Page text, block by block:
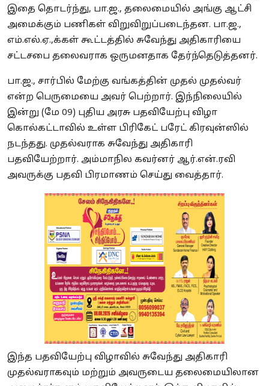
இதை தொடர்ந்து, பா.ஜ., தலைமையில் அங்கு ஆட்சி
அமைக்கும் பணிகள் விறுவிறுப்படைந்தன. பா.ஜ.,
எம்.எல்.ஏ.,க்கள் கூட்டத்தில் சுவேந்து அதிகாரியை
சட்டசபை தலைவராக ஒருமனதாக தேர்ந்தெடுத்தனர்.
பா.ஜ., சார்பில் மேற்கு வங்கத்தின் முதல் முதல்வர்
என்ற பெருமையை அவர் பெற்றார். இந்நிலையில்
இன்று (மே 09) புதிய அரசு பதவியேற்பு விழா
கொல்கட்டாவில் உள்ள பிரிகேட் பரேட் கிரவுன்ஸில்
நடந்தது. முதல்வராக சுவேந்து அதிகாரி
பதவியேற்றார். அம்மாநில கவர்னர் ஆர்.என்.ரவி
அவருக்கு பதவி பிரமாணம் செய்து வைத்தார்.
இந்த பதவியேற்பு விழாவில் சுவேந்து அதிகாரி
முதல்வராகவும் மற்றும் அவருடைய தலைமையிலான